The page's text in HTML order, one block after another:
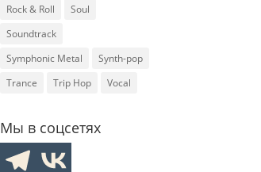
Rock & Roll
Soul
Soundtrack
Symphonic Metal
Synth-pop
Trance
Trip Hop Vocal
Мы в соцсетях